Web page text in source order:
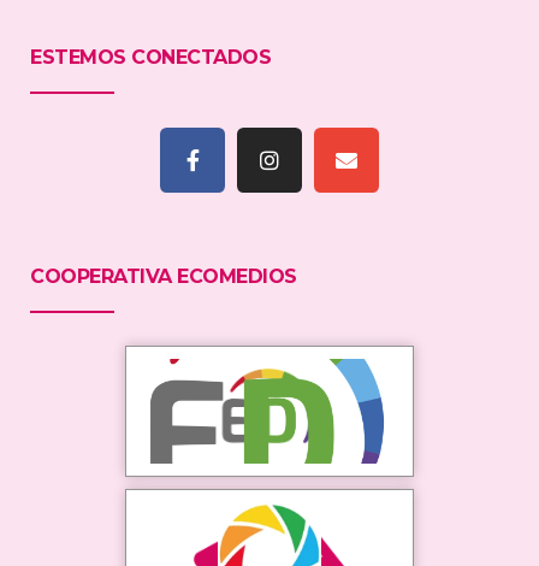
ESTEMOS CONECTADOS
COOPERATIVA ECOMEDIOS